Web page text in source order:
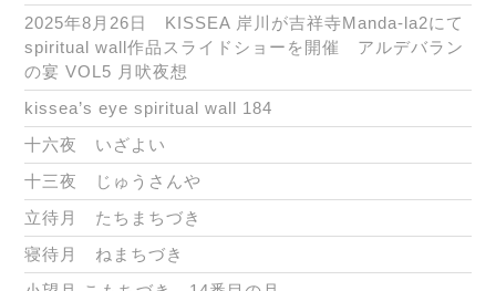
2025年8月26日 KISSEA 岸川が吉祥寺Manda-la2にて
spiritual wall作品スライドショーを開催 アルデバラン
の宴 VOL5 月吠夜想
kissea’s eye spiritual wall 184
十六夜 いざよい
十三夜 じゅうさんや
立待月 たちまちづき
寝待月 ねまちづき